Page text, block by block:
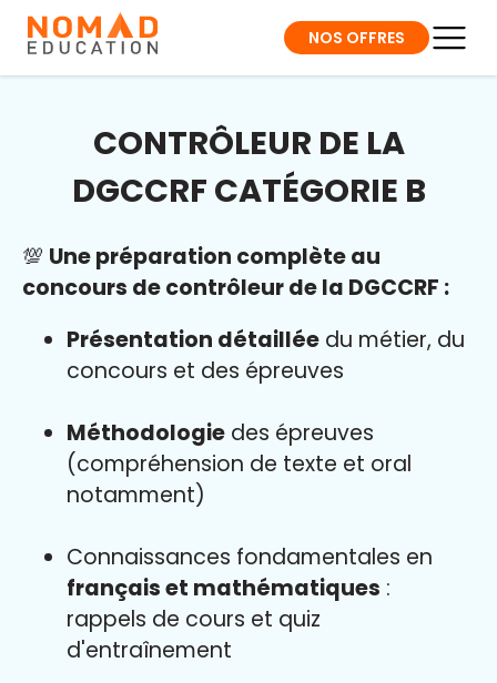
NOS OFFRES
CONTRÔLEUR DE LA
DGCCRF CATÉGORIE B
💯 Une préparation complète au
concours de contrôleur de la DGCCRF :
Présentation détaillée du métier, du
concours et des épreuves
Méthodologie des épreuves
(compréhension de texte et oral
notamment)
Connaissances fondamentales en
français et mathématiques :
rappels de cours et quiz
d'entraînement